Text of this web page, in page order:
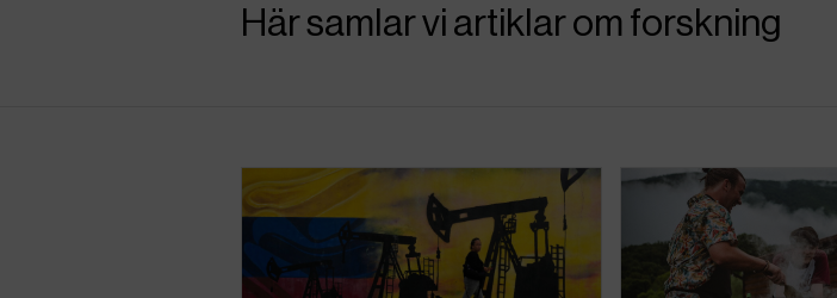
Här samlar vi artiklar om forskning